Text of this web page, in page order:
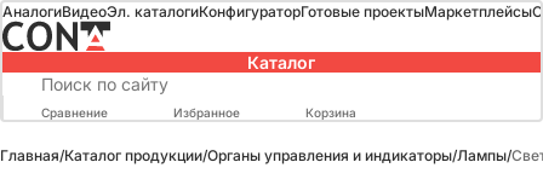
АналогиВидеоЭл. каталогиКонфигураторГотовые проектыМаркетплейсы
Каталог
Сравнение Избранное Корзина
Главная/Каталог продукции/Органы управления и индикаторы/Лампы/